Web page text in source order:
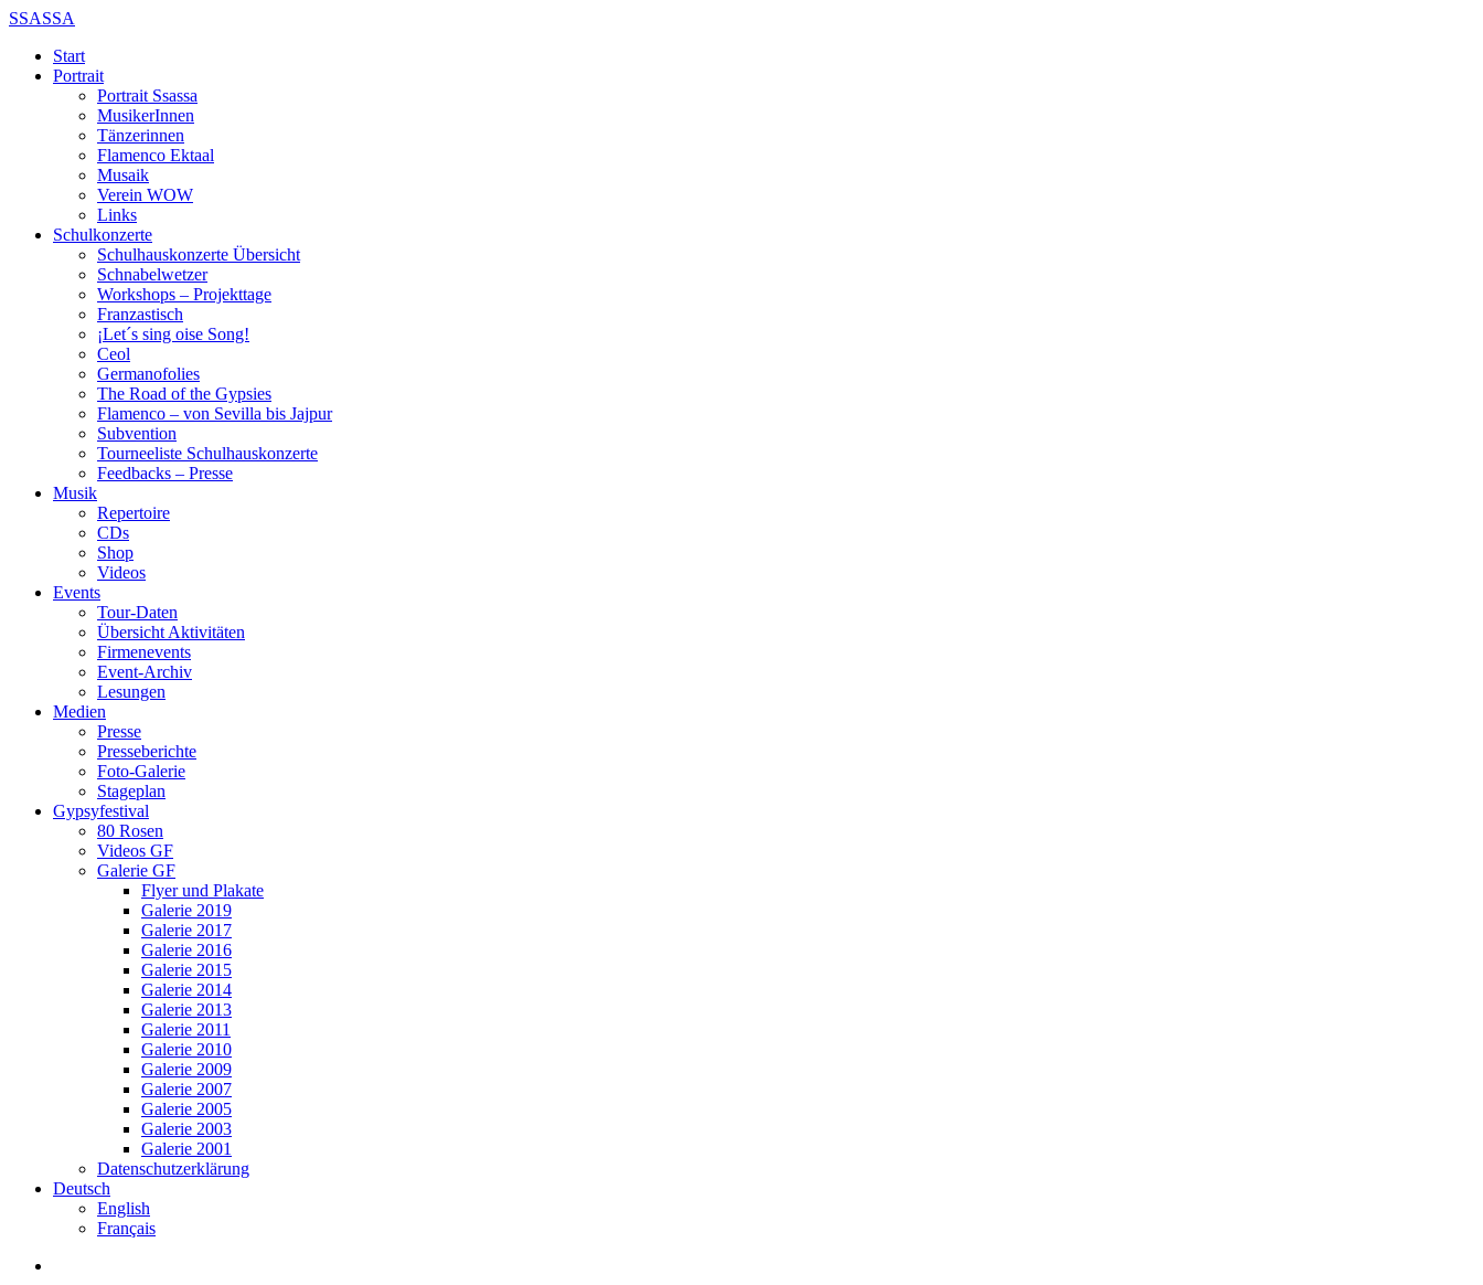
SSASSA
Start
Portrait
Portrait Ssassa
MusikerInnen
Tänzerinnen
Flamenco Ektaal
Musaik
Verein WOW
Links
Schulkonzerte
Schulhauskonzerte Übersicht
Schnabelwetzer
Workshops – Projekttage
Franzastisch
¡Let´s sing oise Song!
Ceol
Germanofolies
The Road of the Gypsies
Flamenco – von Sevilla bis Jajpur
Subvention
Tourneeliste Schulhauskonzerte
Feedbacks – Presse
Musik
Repertoire
CDs
Shop
Videos
Events
Tour-Daten
Übersicht Aktivitäten
Firmenevents
Event-Archiv
Lesungen
Medien
Presse
Presseberichte
Foto-Galerie
Stageplan
Gypsyfestival
80 Rosen
Videos GF
Galerie GF
Flyer und Plakate
Galerie 2019
Galerie 2017
Galerie 2016
Galerie 2015
Galerie 2014
Galerie 2013
Galerie 2011
Galerie 2010
Galerie 2009
Galerie 2007
Galerie 2005
Galerie 2003
Galerie 2001
Datenschutzerklärung
Deutsch
English
Français